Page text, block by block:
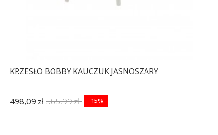
KRZESŁO BOBBY KAUCZUK JASNOSZARY
498,09 zł585,99 zł -15%